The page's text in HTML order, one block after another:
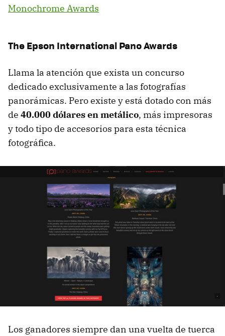
Monochrome Awards
The Epson International Pano Awards
Llama la atención que exista un concurso
dedicado exclusivamente a las fotografías
panorámicas. Pero existe y está dotado con más
de 40.000 dólares en metálico, más impresoras
y todo tipo de accesorios para esta técnica
fotográfica.
Los ganadores siempre dan una vuelta de tuerca